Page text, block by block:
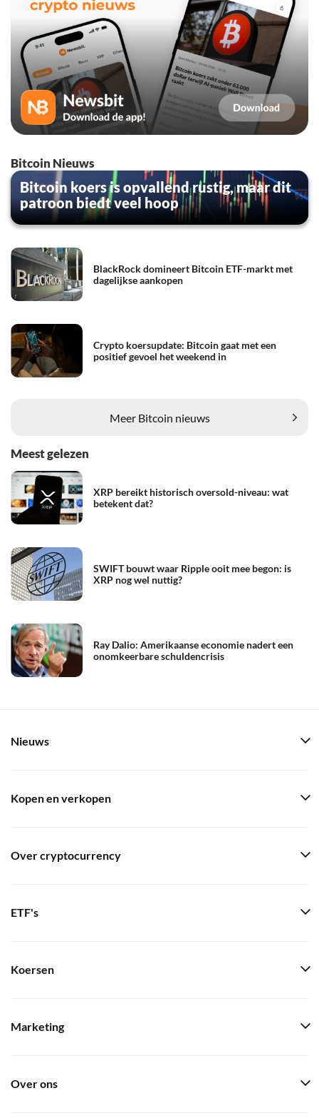
Bitcoin Nieuws
Bitcoin koers is opvallend rustig, maar dit
patroon biedt veel hoop
BlackRock domineert Bitcoin ETF-markt met
dagelijkse aankopen
Crypto koersupdate: Bitcoin gaat met een
positief gevoel het weekend in
Meer Bitcoin nieuws
Meest gelezen
XRP bereikt historisch oversold-niveau: wat
betekent dat?
SWIFT bouwt waar Ripple ooit mee begon: is
XRP nog wel nuttig?
Ray Dalio: Amerikaanse economie nadert een
onomkeerbare schuldencrisis
Nieuws
Kopen en verkopen
Over cryptocurrency
ETF's
Koersen
Marketing
Over ons